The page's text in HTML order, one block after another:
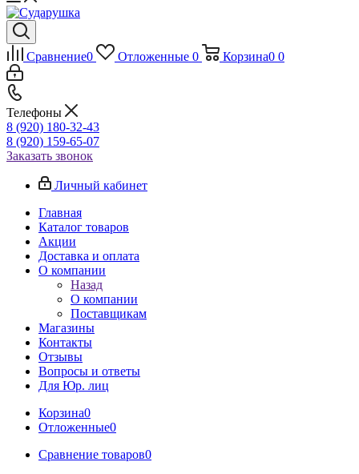
Сравнение0 Отложенные 0 Корзина0 0
Телефоны
8 (920) 180-32-43
8 (920) 159-65-07
Заказать звонок
Личный кабинет
Главная
Каталог товаров
Акции
Доставка и оплата
О компании
Назад
О компании
Поставщикам
Магазины
Контакты
Отзывы
Вопросы и ответы
Для Юр. лиц
Корзина0
Отложенные0
Сравнение товаров0